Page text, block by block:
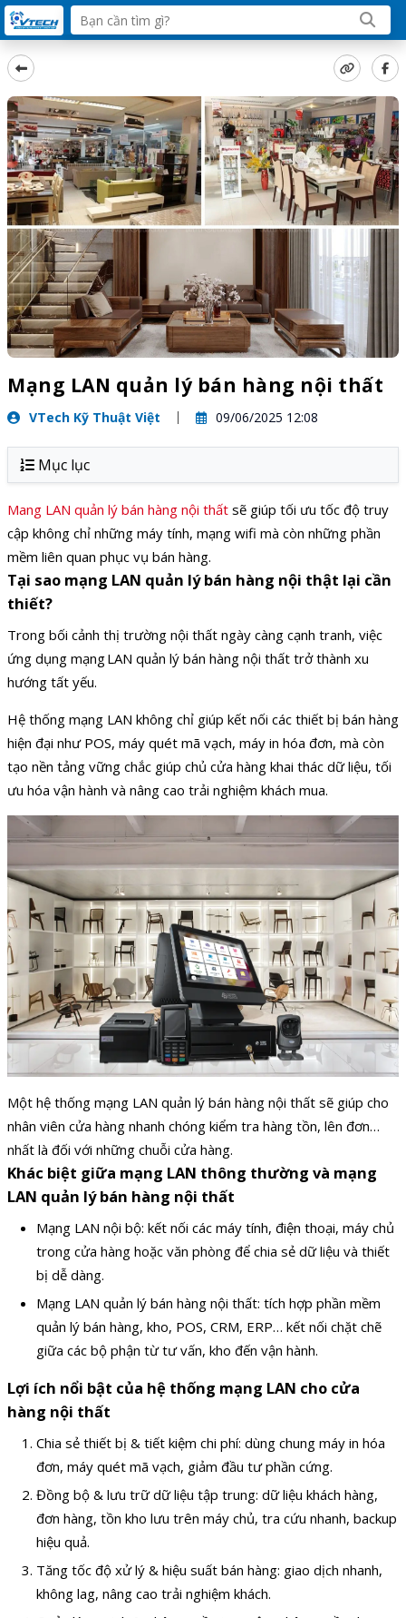
Mạng LAN quản lý bán hàng nội thất
VTech Kỹ Thuật Việt 09/06/2025 12:08
Mục lục
Mang LAN quản lý bán hàng nội thất sẽ giúp tối ưu tốc độ truy
cập không chỉ những máy tính, mạng wifi mà còn những phần
mềm liên quan phục vụ bán hàng.
Tại sao mạng LAN quản lý bán hàng nội thật lại cần
thiết?
Trong bối cảnh thị trường nội thất ngày càng cạnh tranh, việc
ứng dụng mạng LAN quản lý bán hàng nội thất trở thành xu
hướng tất yếu.
Hệ thống mạng LAN không chỉ giúp kết nối các thiết bị bán hàng
hiện đại như POS, máy quét mã vạch, máy in hóa đơn, mà còn
tạo nền tảng vững chắc giúp chủ cửa hàng khai thác dữ liệu, tối
ưu hóa vận hành và nâng cao trải nghiệm khách mua.
Một hệ thống mạng LAN quản lý bán hàng nội thất sẽ giúp cho
nhân viên cửa hàng nhanh chóng kiểm tra hàng tồn, lên đơn…
nhất là đối với những chuỗi cửa hàng.
Khác biệt giữa mạng LAN thông thường và mạng
LAN quản lý bán hàng nội thất
Mạng LAN nội bộ: kết nối các máy tính, điện thoại, máy chủ
trong cửa hàng hoặc văn phòng để chia sẻ dữ liệu và thiết
bị dễ dàng.
Mạng LAN quản lý bán hàng nội thất: tích hợp phần mềm
quản lý bán hàng, kho, POS, CRM, ERP… kết nối chặt chẽ
giữa các bộ phận từ tư vấn, kho đến vận hành.
Lợi ích nổi bật của hệ thống mạng LAN cho cửa
hàng nội thất
Chia sẻ thiết bị & tiết kiệm chi phí: dùng chung máy in hóa
đơn, máy quét mã vạch, giảm đầu tư phần cứng.
Đồng bộ & lưu trữ dữ liệu tập trung: dữ liệu khách hàng,
đơn hàng, tồn kho lưu trên máy chủ, tra cứu nhanh, backup
hiệu quả.
Tăng tốc độ xử lý & hiệu suất bán hàng: giao dịch nhanh,
không lag, nâng cao trải nghiệm khách.